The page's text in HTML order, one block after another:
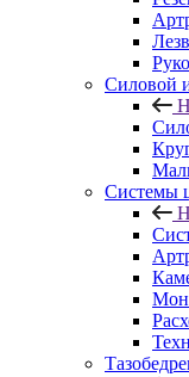
Силовой
Системы